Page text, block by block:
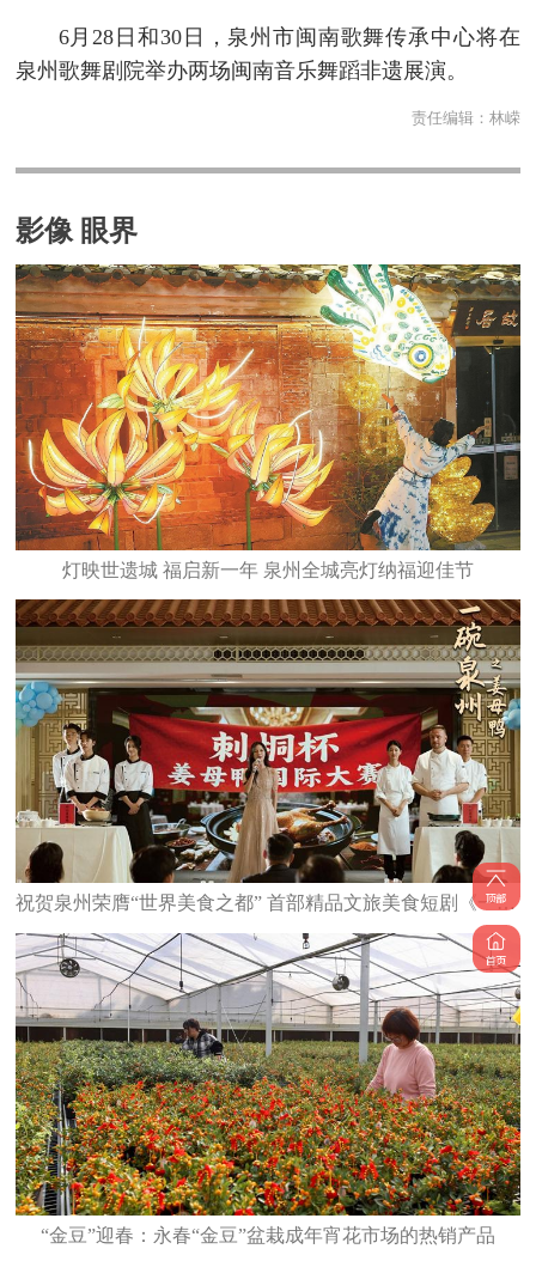
6月28日和30日，泉州市闽南歌舞传承中心将在
泉州歌舞剧院举办两场闽南音乐舞蹈非遗展演。
责任编辑： 林嵘
影像 眼界
灯映世遗城 福启新一年 泉州全城亮灯纳福迎佳节
祝贺泉州荣膺“世界美食之都” 首部精品文旅美食短剧《一碗泉州之姜母鸭》6日上线
“金豆”迎春：永春“金豆”盆栽成年宵花市场的热销产品